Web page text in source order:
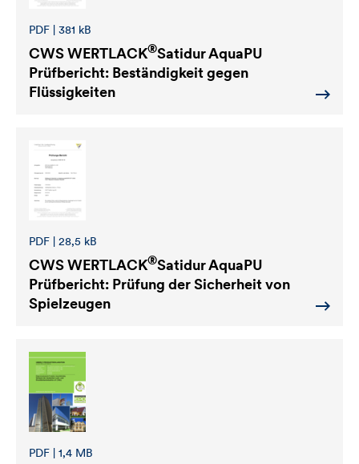
PDF | 381 kB
CWS WERTLACK®Satidur AquaPU
Prüfbericht: Beständigkeit gegen
Flüssigkeiten
PDF | 28,5 kB
CWS WERTLACK®Satidur AquaPU
Prüfbericht: Prüfung der Sicherheit von
Spielzeugen
PDF | 1,4 MB